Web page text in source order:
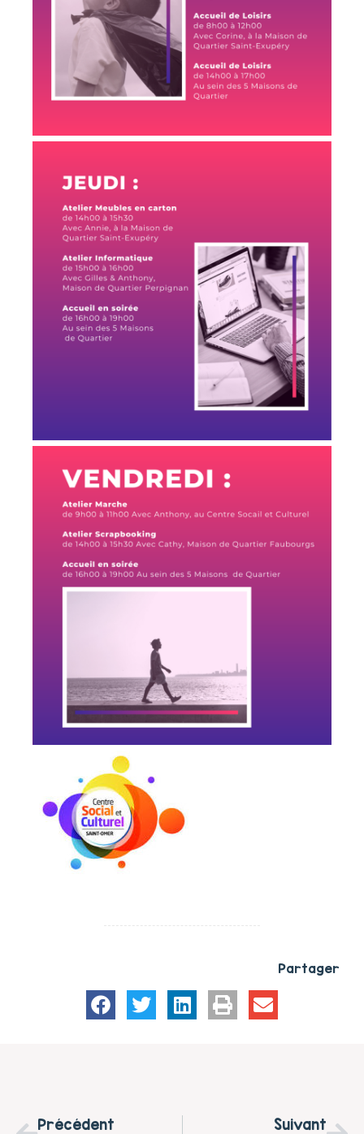
Partager
Précédent Suivant